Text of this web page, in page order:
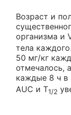
Возраст и
организма и
тела
50 мг/кг
отмечалось,
каждые 8 ч в
AUC и T1/2